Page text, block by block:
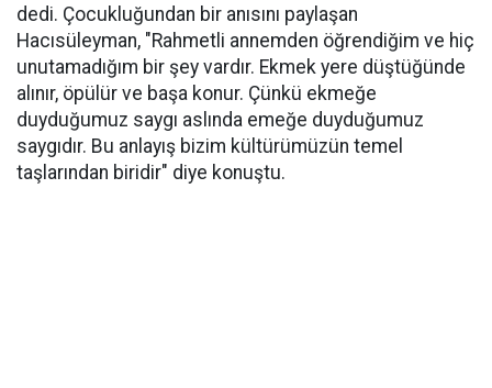
dedi. Çocukluğundan bir anısını paylaşan
Hacısüleyman, "Rahmetli annemden öğrendiğim ve hiç
unutamadığım bir şey vardır. Ekmek yere düştüğünde
alınır, öpülür ve başa konur. Çünkü ekmeğe
duyduğumuz saygı aslında emeğe duyduğumuz
saygıdır. Bu anlayış bizim kültürümüzün temel
taşlarından biridir" diye konuştu.